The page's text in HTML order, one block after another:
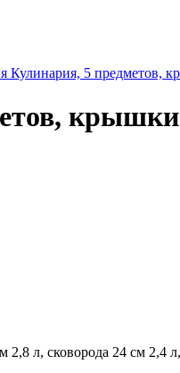
Кулинария, 5 предметов,
2,8 л, сковорода 24 см